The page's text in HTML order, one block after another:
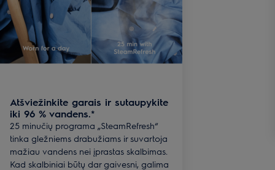
Atšviežinkite garais ir sutaupykite
iki 96 % vandens.*
25 minučių programa „SteamRefresh“
tinka gležniems drabužiams ir suvartoja
mažiau vandens nei įprastas skalbimas.
Kad skalbiniai būtų dar gaivesni, galima